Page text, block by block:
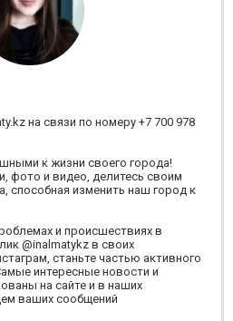
на связи по номеру +7 700 978
к жизни своего города!
фото и видео, делитесь своим
способная изменить наш город к
и происшествиях в
@inalmatykz в своих
станьте частью активного
интересные новости и
на сайте и в наших
ваших сообщений